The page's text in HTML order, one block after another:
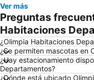
Ver más
Preguntas
Habitaciones
¿Olimpia Habitaciones
¿Se permiten mascotas en
¿Hay estacionamiento
Departamentos?
¿Dónde está ubicado